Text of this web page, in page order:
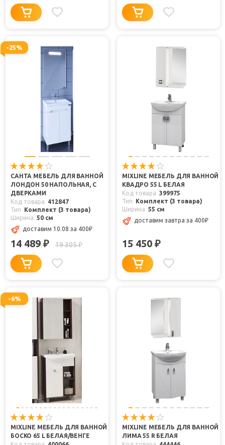
-25%
САНТА МЕБЕЛЬ ДЛЯ ВАННОЙ
ЛОНДОН 50 НАПОЛЬНАЯ, С
ДВЕРКАМИ
Код товара
412847
Тип
Комплект (3 товара)
Ширина 50 см
доставим 10.08 за 400₽
14 489 ₽ 19 305₽
MIXLINE МЕБЕЛЬ ДЛЯ ВАННОЙ
КВАДРО 55 L БЕЛАЯ
Код товара 399975
Тип
Комплект (3 товара)
Ширина 55 см
доставим завтра за 400₽
15 450 ₽
-6%
MIXLINE МЕБЕЛЬ ДЛЯ ВАННОЙ
БОСКО 65 L БЕЛАЯ/ВЕНГЕ
MIXLINE МЕБЕЛЬ ДЛЯ ВАННОЙ
ЛИМА 55 R БЕЛАЯ